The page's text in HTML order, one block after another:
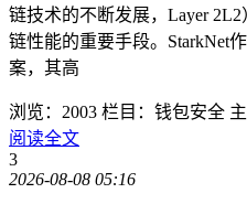
链技术的不断发展，Layer
链性能的重要手段。StarkNet
案，其高
浏览：2003 栏目：钱包安全
阅读全文
3
2026-08-08 05:16